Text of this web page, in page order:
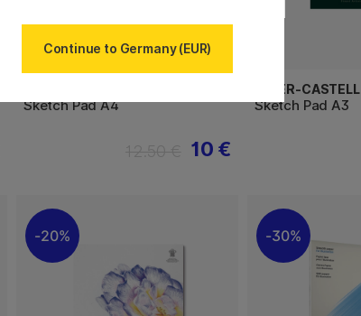
Sketch Pad A4
10 €
FABER-CASTELL
Sketch Pad A3
20% 30%
Continue to Germany (EUR)